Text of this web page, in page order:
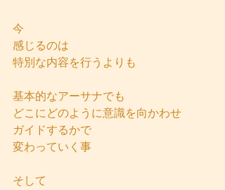
今
感じるのは
特別な内容を行うよりも
基本的なアーサナでも
どこにどのように意識を向かわせ
ガイドするかで
変わっていく事
そして